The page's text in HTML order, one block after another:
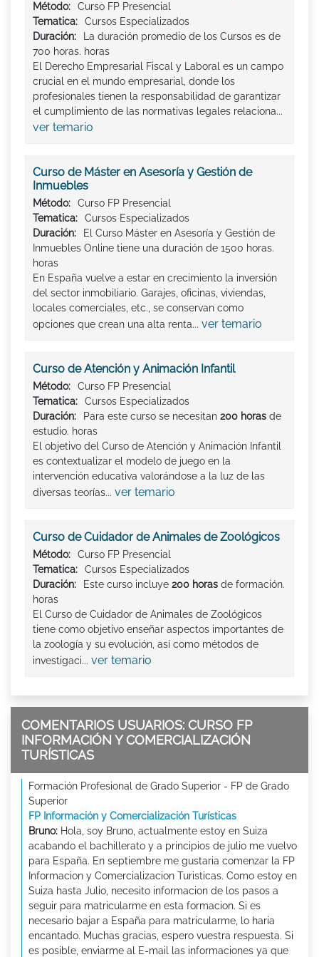
Método:
Curso FP Presencial
Tematica:
Cursos Especializados
Duración:
La duración promedio de los Cursos es de
700 horas. horas
El Derecho Empresarial Fiscal y Laboral es un campo
crucial en el mundo empresarial, donde los
profesionales tienen la responsabilidad de garantizar
el cumplimiento de las normativas legales relaciona...
ver temario
Curso de Máster en Asesoría y Gestión de
Inmuebles
Método:
Curso FP Presencial
Tematica:
Cursos Especializados
Duración:
El Curso Máster en Asesoría y Gestión de
Inmuebles Online tiene una duración de 1500 horas.
horas
En España vuelve a estar en crecimiento la inversión
del sector inmobiliario. Garajes, oficinas, viviendas,
locales comerciales, etc., se conservan como
opciones que crean una alta renta... ver temario
Curso de Atención y Animación Infantil
Método:
Curso FP Presencial
Tematica:
Cursos Especializados
Duración:
Para este curso se necesitan 200 horas de
estudio. horas
El objetivo del Curso de Atención y Animación Infantil
es contextualizar el modelo de juego en la
intervención educativa valorándose a la luz de las
diversas teorías... ver temario
Curso de Cuidador de Animales de Zoológicos
Método:
Curso FP Presencial
Tematica:
Cursos Especializados
Duración:
Este curso incluye 200 horas de formación.
horas
El Curso de Cuidador de Animales de Zoológicos
tiene como objetivo enseñar aspectos importantes de
la zoología y su evolución, así como métodos de
investigaci... ver temario
COMENTARIOS USUARIOS: CURSO FP
INFORMACIÓN Y COMERCIALIZACIÓN
TURÍSTICAS
Formación Profesional de Grado Superior - FP de Grado
Superior
FP Información y Comercialización Turísticas
Bruno: Hola, soy Bruno, actualmente estoy en Suiza
acabando el bachillerato y a principios de julio me vuelvo
para España. En septiembre me gustaria comenzar la FP
Informacion y Comercializacion Turisticas. Como estoy en
Suiza hasta Julio, necesito informacion de los pasos a
seguir para matricularme en esta formacion. Si es
necesario bajar a España para matricularme, lo haria
encantado. Muchas gracias, espero vuestra respuesta. Si
es posible, enviarme al E-mail las informaciones ya que